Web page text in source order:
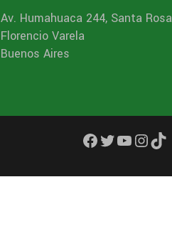
Av. Humahuaca 244, Santa Rosa
Florencio Varela
Buenos Aires